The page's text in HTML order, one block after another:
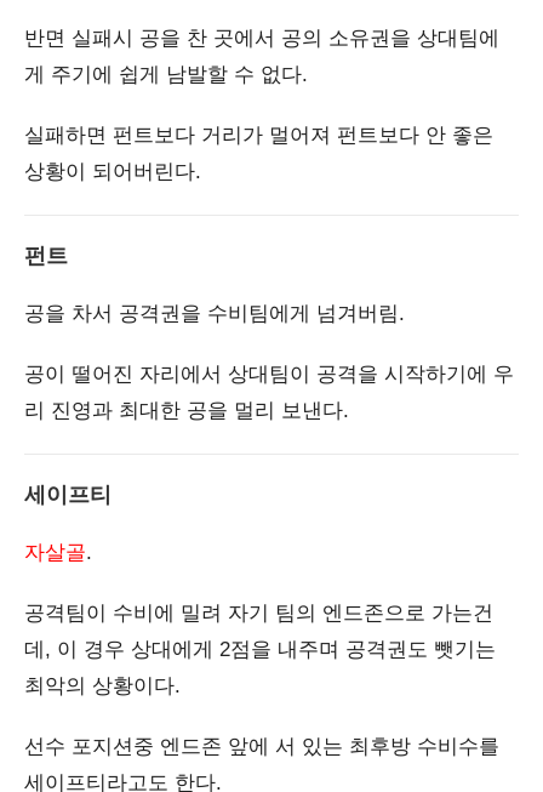
반면 실패시 공을 찬 곳에서 공의 소유권을 상대팀에
게 주기에 쉽게 남발할 수 없다.
실패하면 펀트보다 거리가 멀어져 펀트보다 안 좋은
상황이 되어버린다.
펀트
공을 차서 공격권을 수비팀에게 넘겨버림.
공이 떨어진 자리에서 상대팀이 공격을 시작하기에 우
리 진영과 최대한 공을 멀리 보낸다.
세이프티
자살골.
공격팀이 수비에 밀려 자기 팀의 엔드존으로 가는건
데, 이 경우 상대에게 2점을 내주며 공격권도 뺏기는
최악의 상황이다.
선수 포지션중 엔드존 앞에 서 있는 최후방 수비수를
세이프티라고도 한다.